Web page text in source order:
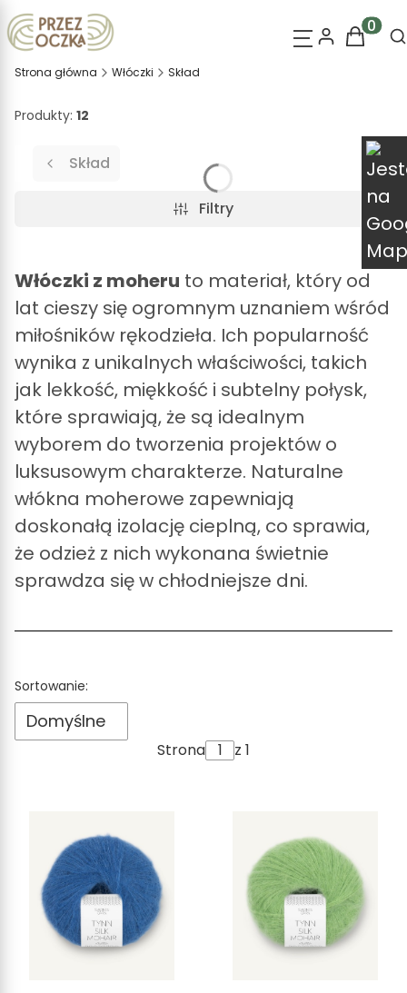
Strona główna Włóczki Skład
Produkty: 12
Skład
Filtry
Włóczki z moheru to materiał, który od
lat cieszy się ogromnym uznaniem wśród
miłośników rękodzieła. Ich popularność
wynika z unikalnych właściwości, takich
jak lekkość, miękkość i subtelny połysk,
które sprawiają, że są idealnym
wyborem do tworzenia projektów o
luksusowym charakterze. Naturalne
włókna moherowe zapewniają
doskonałą izolację cieplną, co sprawia,
że odzież z nich wykonana świetnie
sprawdza się w chłodniejsze dni.
Lista produktów
Sortowanie:
Domyślne
Strona z 1